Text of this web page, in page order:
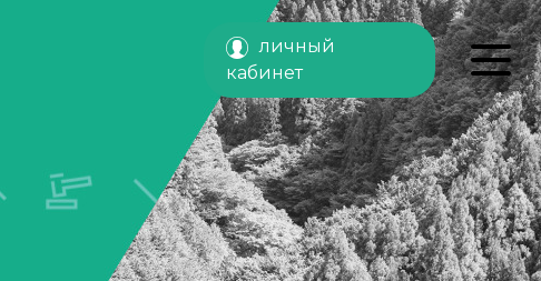
личный
кабинет